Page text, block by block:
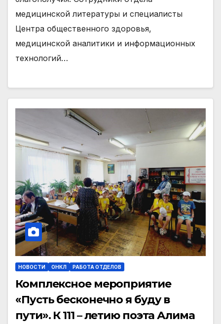
медицинской литературы и специалисты
Центра общественного здоровья,
медицинской аналитики и информационных
технологий…
НОВОСТИ ОНКЛ РАБОТА ОТДЕЛОВ
Комплексное мероприятие
«Пусть бесконечно я буду в
пути». К 111 – летию поэта Алима